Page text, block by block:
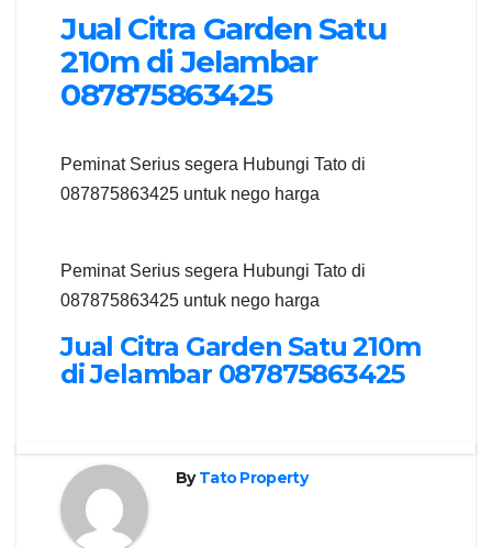
Jual Citra Garden Satu
210m di Jelambar
087875863425
Peminat Serius segera Hubungi Tato di
087875863425 untuk nego harga
Peminat Serius segera Hubungi Tato di
087875863425 untuk nego harga
Jual Citra Garden Satu 210m
di Jelambar 087875863425
ByTato Property